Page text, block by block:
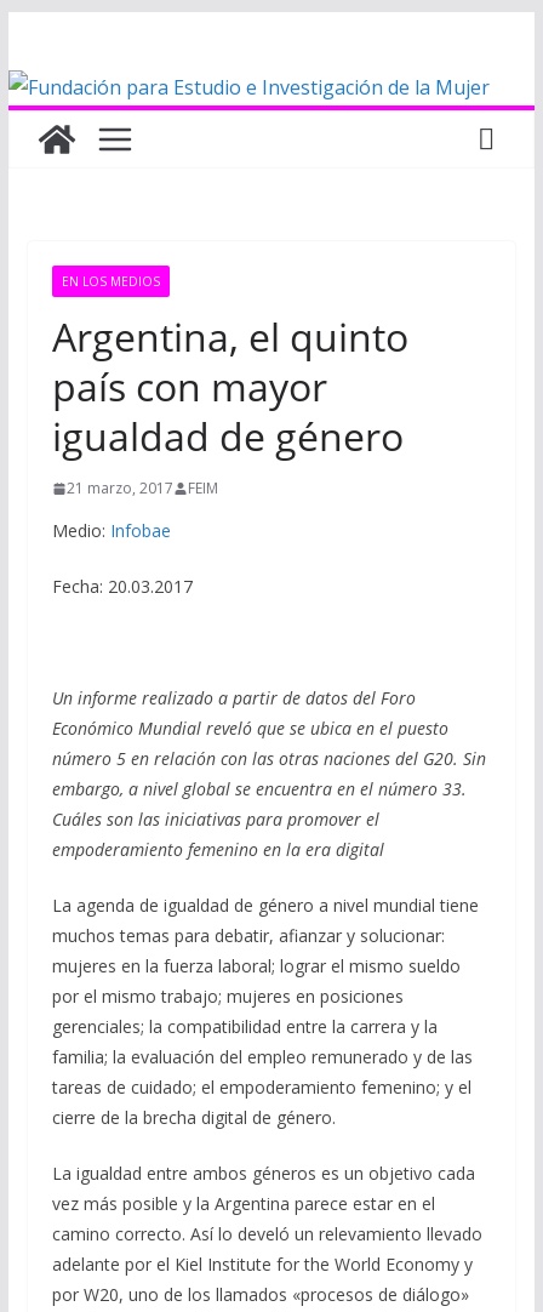
contenido
EN LOS MEDIOS
Argentina, el quinto
país con mayor
igualdad de género
21 marzo, 2017 FEIM
Medio: Infobae
Fecha: 20.03.2017
Un informe realizado a partir de datos del Foro
Económico Mundial reveló que se ubica en el puesto
número 5 en relación con las otras naciones del G20. Sin
embargo, a nivel global se encuentra en el número 33.
Cuáles son las iniciativas para promover el
empoderamiento femenino en la era digital
La agenda de igualdad de género a nivel mundial tiene
muchos temas para debatir, afianzar y solucionar:
mujeres en la fuerza laboral; lograr el mismo sueldo
por el mismo trabajo; mujeres en posiciones
gerenciales; la compatibilidad entre la carrera y la
familia; la evaluación del empleo remunerado y de las
tareas de cuidado; el empoderamiento femenino; y el
cierre de la brecha digital de género.
La igualdad entre ambos géneros es un objetivo cada
vez más posible y la Argentina parece estar en el
camino correcto. Así lo develó un relevamiento llevado
adelante por el Kiel Institute for the World Economy y
por W20, uno de los llamados «procesos de diálogo»